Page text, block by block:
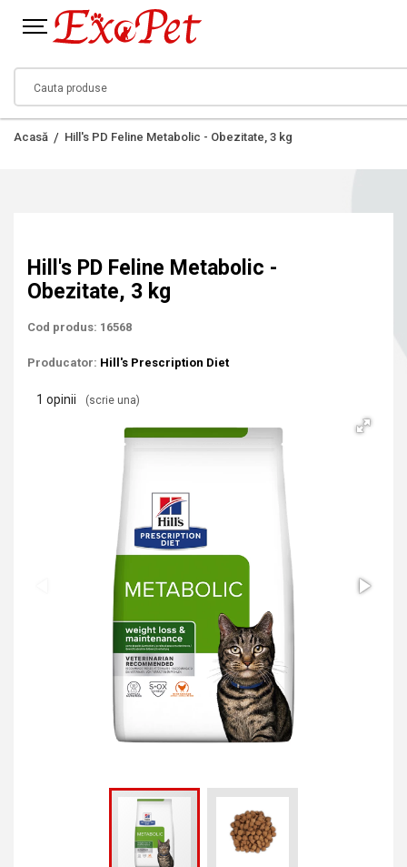
Acasă Hill's PD Feline Metabolic - Obezitate, 3 kg
Hill's PD Feline Metabolic -
Obezitate, 3 kg
Cod produs: 16568
Producator: Hill's Prescription Diet
1 opinii (scrie una)